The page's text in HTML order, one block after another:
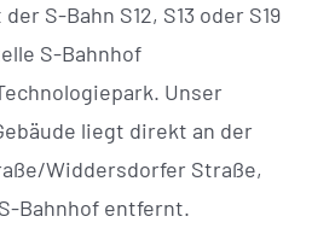
S-Bahn S12, S13 oder S19
S-Bahnhof
Unser
liegt direkt an der
Widdersdorfer Straße,
Bahnhof entfernt.